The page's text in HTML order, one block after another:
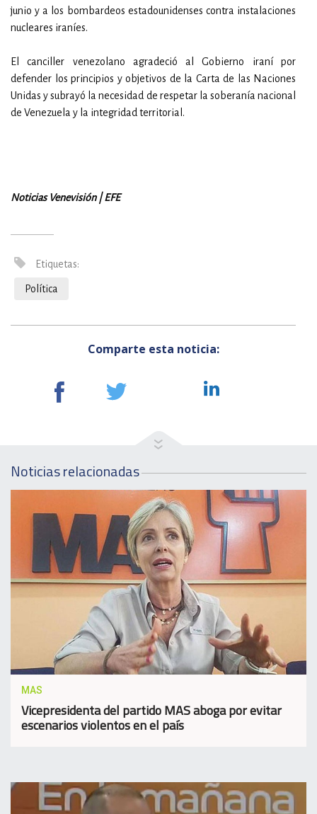
junio y a los bombardeos estadounidenses contra instalaciones
nucleares iraníes.
El canciller venezolano agradeció al Gobierno iraní por
defender los principios y objetivos de la Carta de las Naciones
Unidas y subrayó la necesidad de respetar la soberanía nacional
de Venezuela y la integridad territorial.
Noticias Venevisión | EFE
Etiquetas:
Política
Comparte esta noticia:
Noticias relacionadas
MAS
Vicepresidenta del partido MAS aboga por evitar
escenarios violentos en el país